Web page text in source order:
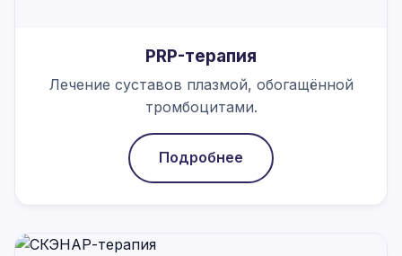
PRP-терапия
Лечение суставов плазмой, обогащённой
тромбоцитами.
Подробнее